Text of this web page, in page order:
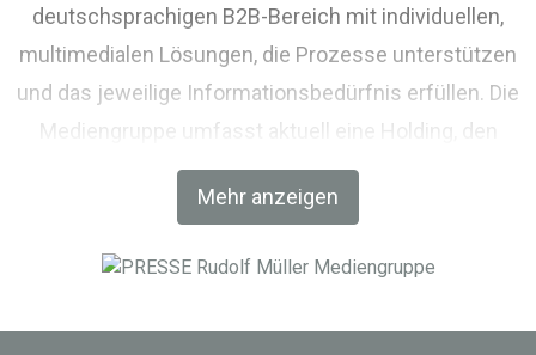
Mehr anzeigen
deutschsprachigen B2B-Bereich mit individuellen,
multimedialen Lösungen, die Prozesse unterstützen
und das jeweilige Informationsbedürfnis erfüllen. Die
Mediengruppe umfasst aktuell eine Holding, den
Fachverlag RM Rudolf Müller Medien und mit der BIM
World MUNICH eine Netzwerkplattform für Akteure der